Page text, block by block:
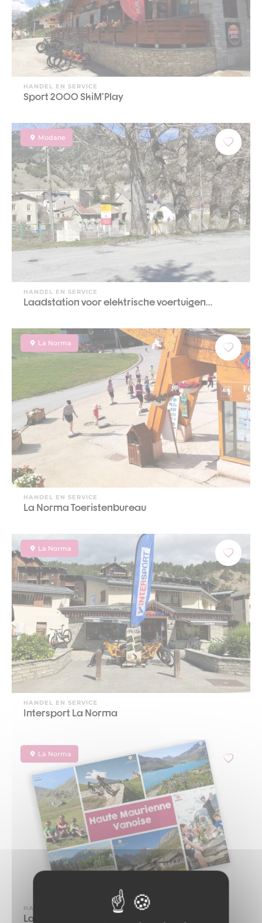
HANDEL EN SERVICE
Sport 2000 SkiM'Play
Modane
HANDEL EN SERVICE
Laadstation voor elektrische voertuigen…
La Norma
HANDEL EN SERVICE
La Norma Toeristenbureau
La Norma
HANDEL EN SERVICE
Intersport La Norma
La Norma
HANDEL EN SERVICE
La Norma fiets wassen